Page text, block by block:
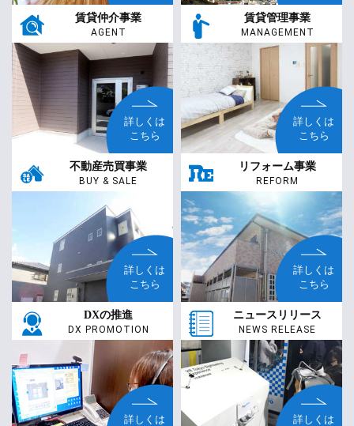
賃貸仲介事業
AGENT
詳しくは
こちら
賃貸管理事業
MANAGEMENT
詳しくは
こちら
不動産売買事業
BUY & SALE
詳しくは
こちら
リフォーム事業
REFORM
詳しくは
こちら
DXの推進
DX PROMOTION
詳しくは
ニュースリリース
NEWS RELEASE
詳しくは